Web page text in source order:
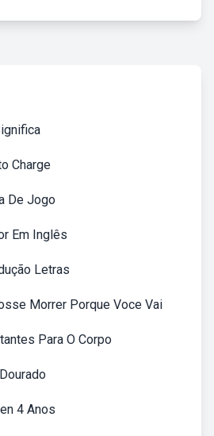
Charge
De Jogo
Em Inglês
Letras
Morrer Porque Voce Vai
Para O Corpo
4 Anos